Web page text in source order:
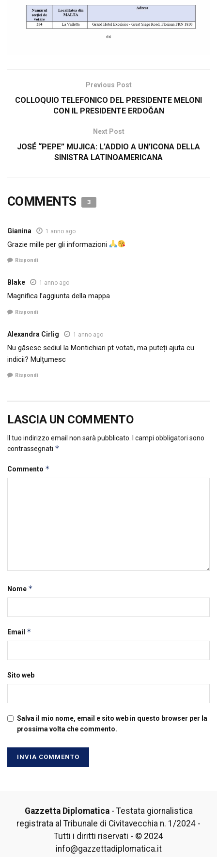
Previous Post
COLLOQUIO TELEFONICO DEL PRESIDENTE MELONI
CON IL PRESIDENTE ERDOĞAN
Next Post
JOSÉ “PEPE” MUJICA: L’ADDIO A UN’ICONA DELLA
SINISTRA LATINOAMERICANA
COMMENTS 3
Gianina 1 anno ago
Grazie mille per gli informazioni
Rispondi
Blake 1 anno ago
Magnifica l’aggiunta della mappa
Rispondi
Alexandra Cirlig 1 anno ago
Nu găsesc sediul la Montichiari pt votati, ma puteți ajuta cu
indicii? Mulțumesc
Rispondi
LASCIA UN COMMENTO
Il tuo indirizzo email non sarà pubblicato.
I campi obbligatori sono
contrassegnati *
Commento *
Nome *
Email *
Sito web
Salva il mio nome, email e sito web in questo browser per la
prossima volta che commento.
Gazzetta Diplomatica- Testata giornalistica
registrata al Tribunale di Civitavecchia n. 1/2024 -
Tutti i diritti riservati - © 2024
info@gazzettadiplomatica.it